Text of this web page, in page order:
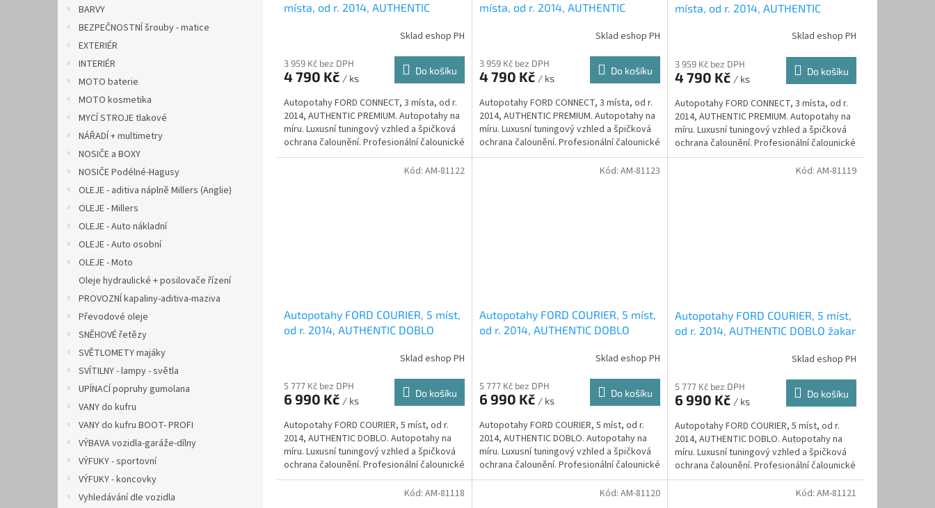
BARVY
BEZPEČNOSTNÍ šrouby - matice
EXTERIÉR
INTERIÉR
MOTO baterie
MOTO kosmetika
MYCÍ STROJE tlakové
NÁŘADÍ + multimetry
NOSIČE a BOXY
NOSIČE Podélné-Hagusy
OLEJE - aditiva náplně Millers (Anglie)
OLEJE - Millers
OLEJE - Auto nákladní
OLEJE - Auto osobní
OLEJE - Moto
Oleje hydraulické + posilovače řízení
PROVOZNÍ kapaliny-aditiva-maziva
Převodové oleje
SNĚHOVÉ řetězy
SVĚTLOMETY majáky
SVÍTILNY - lampy - světla
UPÍNACÍ popruhy gumolana
VANY do kufru
VANY do kufru BOOT- PROFI
VÝBAVA vozidla-garáže-dílny
VÝFUKY - sportovní
VÝFUKY - koncovky
Vyhledávání dle vozidla
místa, od r. 2014, AUTHENTIC
Sklad eshop PH
3 959 Kč bez DPH
4 790 Kč / ks
Do košíku
Autopotahy FORD CONNECT, 3 místa, od r.
2014, AUTHENTIC PREMIUM. Autopotahy na
míru. Luxusní tuningový vzhled a špičková
ochrana čalounění. Profesionální čalounické
zpracování....
místa, od r. 2014, AUTHENTIC
Sklad eshop PH
3 959 Kč bez DPH
4 790 Kč / ks
Do košíku
Autopotahy FORD CONNECT, 3 místa, od r.
2014, AUTHENTIC PREMIUM. Autopotahy na
míru. Luxusní tuningový vzhled a špičková
ochrana čalounění. Profesionální čalounické
zpracování....
místa, od r. 2014, AUTHENTIC
Sklad eshop PH
3 959 Kč bez DPH
4 790 Kč / ks
Do košíku
Autopotahy FORD CONNECT, 3 místa, od r.
2014, AUTHENTIC PREMIUM. Autopotahy na
míru. Luxusní tuningový vzhled a špičková
ochrana čalounění. Profesionální čalounické
zpracování....
Autopotahy FORD COURIER, 5 míst,
od r. 2014, AUTHENTIC DOBLO
Sklad eshop PH
5 777 Kč bez DPH
6 990 Kč / ks
Do košíku
Autopotahy FORD COURIER, 5 míst, od r.
2014, AUTHENTIC DOBLO. Autopotahy na
míru. Luxusní tuningový vzhled a špičková
ochrana čalounění. Profesionální čalounické
zpracování....
Kód: AM-81122
Autopotahy FORD COURIER, 5 míst,
od r. 2014, AUTHENTIC DOBLO
Sklad eshop PH
5 777 Kč bez DPH
6 990 Kč / ks
Do košíku
Autopotahy FORD COURIER, 5 míst, od r.
2014, AUTHENTIC DOBLO. Autopotahy na
míru. Luxusní tuningový vzhled a špičková
ochrana čalounění. Profesionální čalounické
zpracování....
Kód: AM-81123
Autopotahy FORD COURIER, 5 míst,
od r. 2014, AUTHENTIC DOBLO žakar
Sklad eshop PH
5 777 Kč bez DPH
6 990 Kč / ks
Do košíku
Autopotahy FORD COURIER, 5 míst, od r.
2014, AUTHENTIC DOBLO. Autopotahy na
míru. Luxusní tuningový vzhled a špičková
ochrana čalounění. Profesionální čalounické
zpracování....
Kód: AM-81119
Kód: AM-81118 Kód: AM-81120 Kód: AM-81121